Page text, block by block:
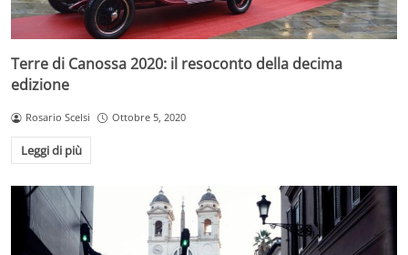
Terre di Canossa 2020: il resoconto della decima
edizione
Rosario Scelsi Ottobre 5, 2020
Leggi di più